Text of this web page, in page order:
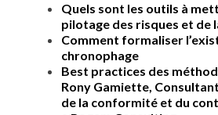
Quels sont les outils à
pilotage des risques et de
Comment formaliser
chronophage
Best practices des
Rony Gamiette,
de la conformité et du